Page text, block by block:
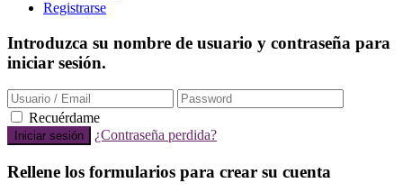
Registrarse
Introduzca su nombre de usuario y contraseña para
iniciar sesión.
Recuérdame
¿Contraseña perdida?
Rellene los formularios para crear su cuenta